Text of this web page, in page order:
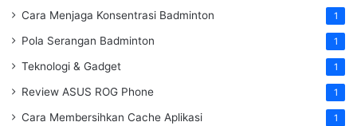
Cara Menjaga Konsentrasi Badminton 1
Pola Serangan Badminton 1
Teknologi & Gadget 1
Review ASUS ROG Phone 1
Cara Membersihkan Cache Aplikasi 1